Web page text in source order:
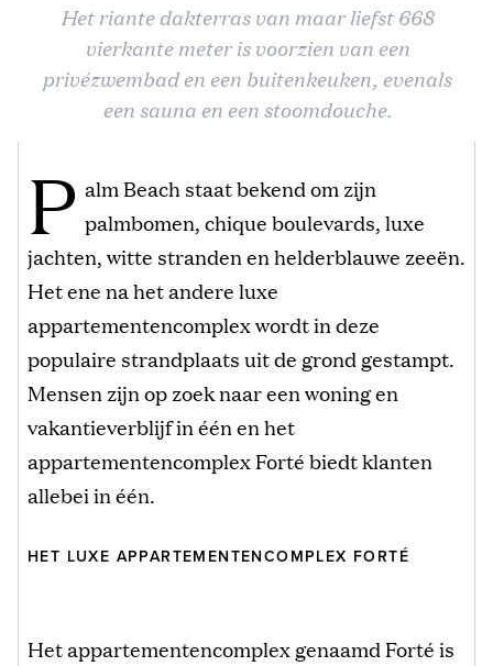
Het riante dakterras van maar liefst 668
vierkante meter is voorzien van een
privézwembad en een buitenkeuken, evenals
een sauna en een stoomdouche.
P alm Beach staat bekend om zijn
palmbomen, chique boulevards, luxe
jachten, witte stranden en helderblauwe zeeën.
Het ene na het andere luxe
appartementencomplex wordt in deze
populaire strandplaats uit de grond gestampt.
Mensen zijn op zoek naar een woning en
vakantieverblijf in één en het
appartementencomplex Forté biedt klanten
allebei in één.
HET LUXE APPARTEMENTENCOMPLEX FORTÉ
Het appartementencomplex genaamd Forté is